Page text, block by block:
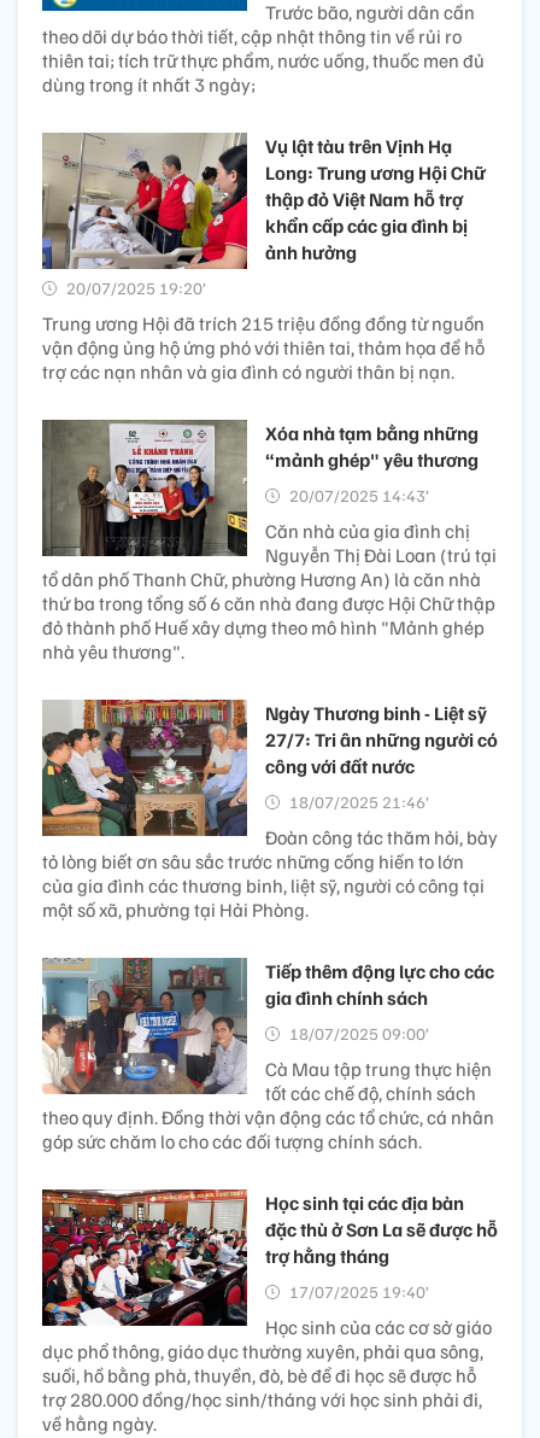
Trước bão, người dân cần
theo dõi dự báo thời tiết, cập nhật thông tin về rủi ro
thiên tai; tích trữ thực phẩm, nước uống, thuốc men đủ
dùng trong ít nhất 3 ngày;
Vụ lật tàu trên Vịnh Hạ
Long: Trung ương Hội Chữ
thập đỏ Việt Nam hỗ trợ
khẩn cấp các gia đình bị
ảnh hưởng
20/07/2025 19:20’
Trung ương Hội đã trích 215 triệu đồng đồng từ nguồn
vận động ủng hộ ứng phó với thiên tai, thảm họa để hỗ
trợ các nạn nhân và gia đình có người thân bị nạn.
Xóa nhà tạm bằng những
“mảnh ghép" yêu thương
20/07/2025 14:43’
Căn nhà của gia đình chị
Nguyễn Thị Đài Loan (trú tại
tổ dân phố Thanh Chữ, phường Hương An) là căn nhà
thứ ba trong tổng số 6 căn nhà đang được Hội Chữ thập
đỏ thành phố Huế xây dựng theo mô hình "Mảnh ghép
nhà yêu thương".
Ngày Thương binh - Liệt sỹ
27/7: Tri ân những người có
công với đất nước
18/07/2025 21:46’
Đoàn công tác thăm hỏi, bày
tỏ lòng biết ơn sâu sắc trước những cống hiến to lớn
của gia đình các thương binh, liệt sỹ, người có công tại
một số xã, phường tại Hải Phòng.
Tiếp thêm động lực cho các
gia đình chính sách
18/07/2025 09:00’
Cà Mau tập trung thực hiện
tốt các chế độ, chính sách
theo quy định. Đồng thời vận động các tổ chức, cá nhân
góp sức chăm lo cho các đối tượng chính sách.
Học sinh tại các địa bàn
đặc thù ở Sơn La sẽ được hỗ
trợ hằng tháng
17/07/2025 19:40’
Học sinh của các cơ sở giáo
dục phổ thông, giáo dục thường xuyên, phải qua sông,
suối, hồ bằng phà, thuyền, đò, bè để đi học sẽ được hỗ
trợ 280.000 đồng/học sinh/tháng với học sinh phải đi,
về hằng ngày.